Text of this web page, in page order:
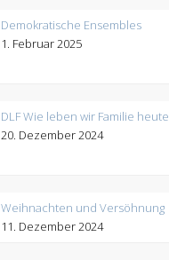
Demokratische Ensembles
1. Februar 2025
DLF Wie leben wir Familie heute
20. Dezember 2024
Weihnachten und Versöhnung
11. Dezember 2024